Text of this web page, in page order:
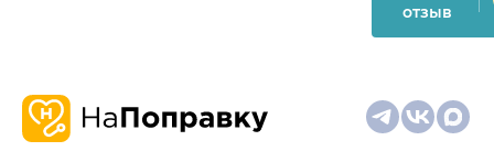
отзыв